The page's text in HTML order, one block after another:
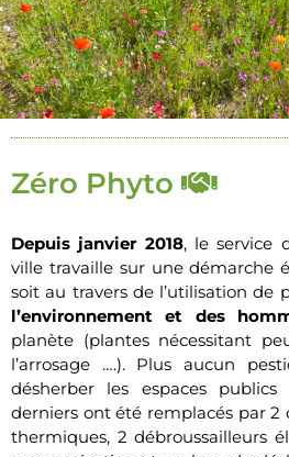
Zéro Phyto
Depuis janvier 2018, le service
ville travaille sur une démarche
soit au travers de l’utilisation de
l’environnement et des
planète (plantes nécessitant
l’arrosage ….). Plus aucun
désherber les espaces
derniers ont été remplacés par 2
thermiques, 2 débroussailleurs